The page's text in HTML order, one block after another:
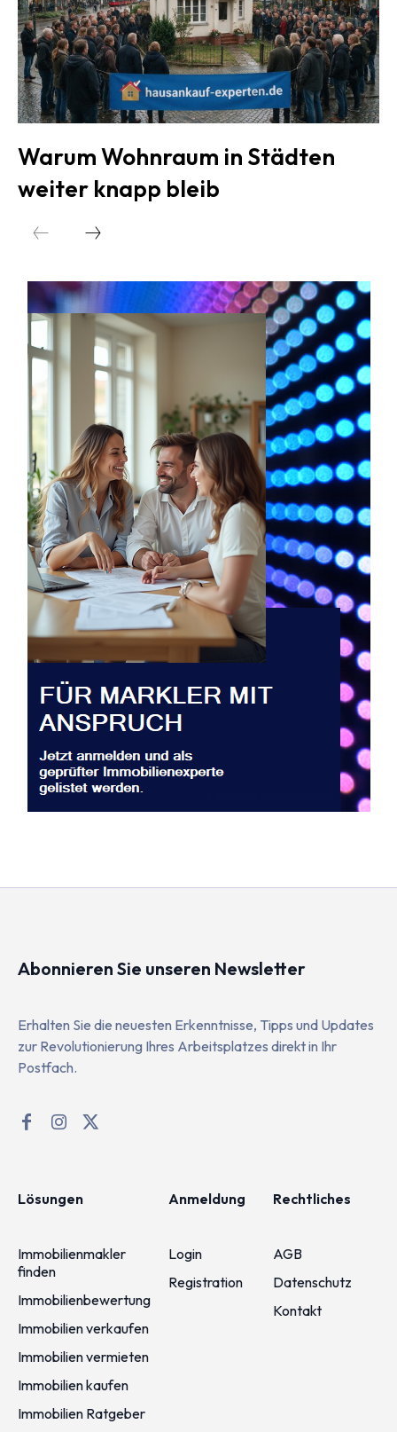
Warum Wohnraum in Städten
weiter knapp bleib
Abonnieren Sie unseren Newsletter
Erhalten Sie die neuesten Erkenntnisse, Tipps und Updates
zur Revolutionierung Ihres Arbeitsplatzes direkt in Ihr
Postfach.
Lösungen
Immobilienmakler
finden
Immobilienbewertung
Immobilien verkaufen
Immobilien vermieten
Immobilien kaufen
Immobilien Ratgeber
Anmeldung
Login
Registration
Rechtliches
AGB
Datenschutz
Kontakt